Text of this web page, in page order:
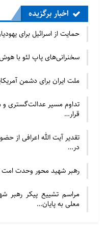
حجت الاسلام و
افزود: حضرت حجت
بازدید و همکاری با
مختلف اسلامی به نقاط
اروپا سفر کرده و مراکز
مناطق محروم شیعه
نمایندگی‌ تام الاختیار
از فعالیت‌های بی‌نظیر
در ادامه این مراسم
شهرستانی ضمن عرض
فاطمه زهرا (س) و روز
شیعیان دانست و گفت:
استفاده نمی کنیم. باید
جاییکه می‌توانیم به این
اخبار برگزیده
حمایت از اسرائیل برای
سخنرانی‌های پاپ لئو با
ملت ایران برای دشمن
تداوم مسیر عدالت‌گستری و
قرار…
تقدیر آیت الله اعرافی از
در…
رهبر شهید محور وحدت امت
مراسم تشییع پیکر رهبر
معلی به پایان…